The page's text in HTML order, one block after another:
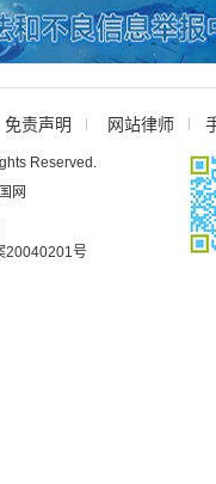
免责声明 网站律师
Reserved.
网
20040201号